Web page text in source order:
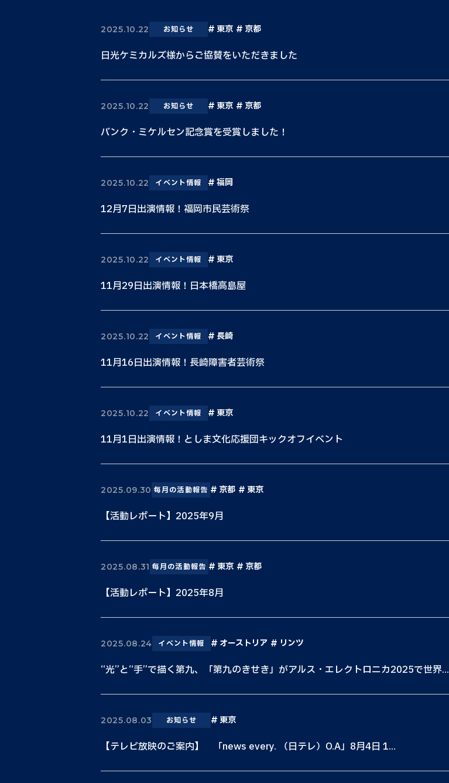
2025.10.22 お知らせ 東京 京都
日光ケミカルズ様からご協賛をいただきました
2025.10.22 お知らせ 東京 京都
バンク・ミケルセン記念賞を受賞しました！
2025.10.22 イベント情報 福岡
12月7日出演情報！福岡市民芸術祭
2025.10.22 イベント情報 東京
11月29日出演情報！日本橋高島屋
2025.10.22 イベント情報 長崎
11月16日出演情報！長崎障害者芸術祭
2025.10.22 イベント情報 東京
11月1日出演情報！としま文化応援団キックオフイベント
2025.09.30 毎月の活動報告 京都 東京
【活動レポート】2025年9月
2025.08.31 毎月の活動報告 東京 京都
【活動レポート】2025年8月
2025.08.24 イベント情報 オーストリア リンツ
“光”と“手”で描く第九、「第九のきせき」がアルス・エレクトロニカ2025で世界...
2025.08.03 お知らせ 東京
【テレビ放映のご案内】 「news every. （日テレ）O.A」8月4日 1...